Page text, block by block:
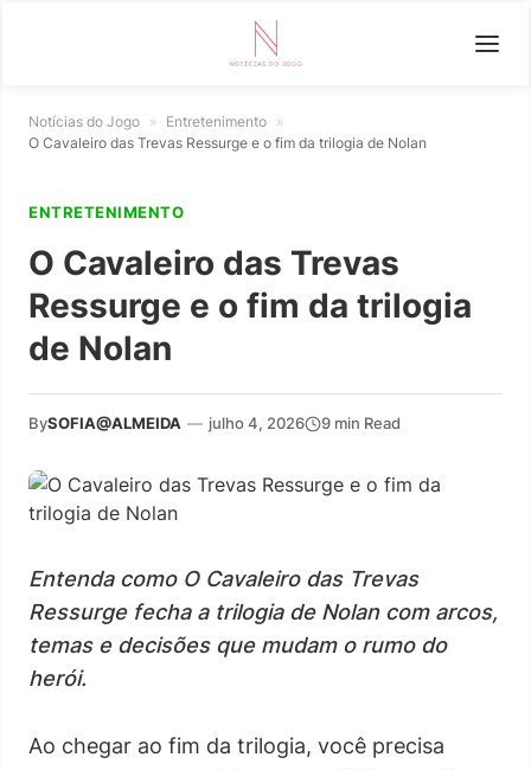
Notícias do Jogo » Entretenimento »
O Cavaleiro das Trevas Ressurge e o fim da trilogia de Nolan
ENTRETENIMENTO
O Cavaleiro das Trevas
Ressurge e o fim da trilogia
de Nolan
BySOFIA@ALMEIDA — julho 4, 2026 9 min Read
Entenda como O Cavaleiro das Trevas
Ressurge fecha a trilogia de Nolan com arcos,
temas e decisões que mudam o rumo do
herói.
Ao chegar ao fim da trilogia, você precisa